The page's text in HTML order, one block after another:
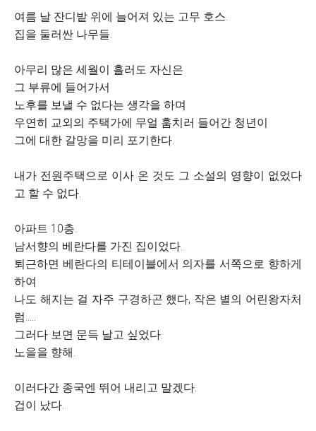
여름 날 잔디밭 위에 늘어져 있는 고무 호스.
집을 둘러싼 나무들.
아무리 많은 세월이 흘러도 자신은
그 부류에 들어가서
노후를 보낼 수 없다는 생각을 하며
우연히 교외의 주택가에 무얼 훔치러 들어간 청년이
그에 대한 갈망을 미리 포기한다.
내가 전원주택으로 이사 온 것도 그 소설의 영향이 없었다
고 할 수 없다.
아파트 10층.
남서향의 베란다를 가진 집이었다.
퇴근하면 베란다의 티테이블에서 의자를 서쪽으로 향하게
하여
나도 해지는 걸 자주 구경하곤 했다, 작은 별의 어린왕자처
럼.....
그러다 보면 문득 날고 싶었다.
노을을 향해.
이러다간 종국엔 뛰어 내리고 말겠다.
겁이 났다.